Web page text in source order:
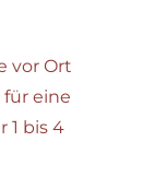
vor Ort
für eine
1 bis 4